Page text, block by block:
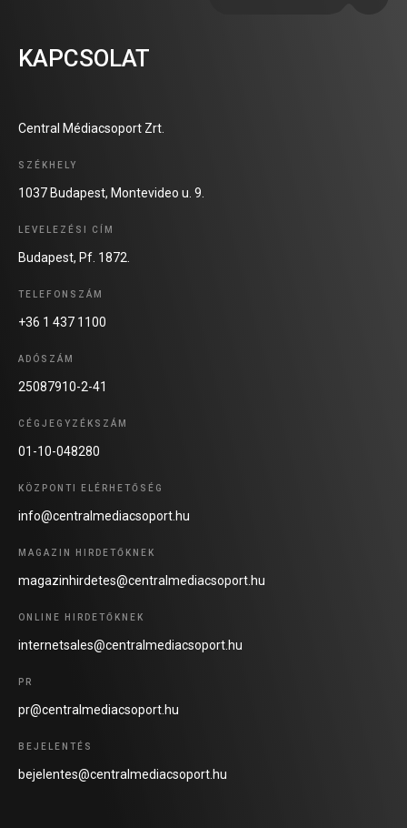
KAPCSOLAT
Central Médiacsoport Zrt.
SZÉKHELY
1037 Budapest, Montevideo u. 9.
LEVELEZÉSI CÍM
Budapest, Pf. 1872.
TELEFONSZÁM
+36 1 437 1100
ADÓSZÁM
25087910-2-41
CÉGJEGYZÉKSZÁM
01-10-048280
KÖZPONTI ELÉRHETŐSÉG
info@centralmediacsoport.hu
MAGAZIN HIRDETŐKNEK
magazinhirdetes@centralmediacsoport.hu
ONLINE HIRDETŐKNEK
internetsales@centralmediacsoport.hu
PR
pr@centralmediacsoport.hu
BEJELENTÉS
bejelentes@centralmediacsoport.hu